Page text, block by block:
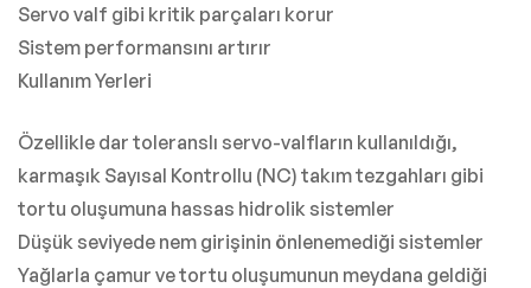
Servo valf gibi kritik parçaları korur
Sistem performansını artırır
Kullanım Yerleri
Özellikle dar toleranslı servo-valfların kullanıldığı,
karmaşık Sayısal Kontrollu (NC) takım tezgahları gibi
tortu oluşumuna hassas hidrolik sistemler
Düşük seviyede nem girişinin önlenemediği sistemler
Yağlarla çamur ve tortu oluşumunun meydana geldiği